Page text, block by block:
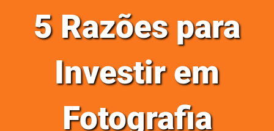
5 Razões para
Investir em
Fotografia